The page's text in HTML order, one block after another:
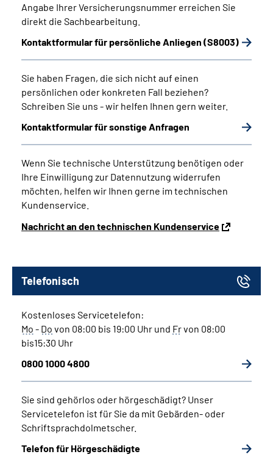
Angabe Ihrer Versicherungsnummer erreichen Sie
direkt die Sachbearbeitung.
Kontaktformular für persönliche Anliegen (S8003)
Sie haben Fragen, die sich nicht auf einen
persönlichen oder konkreten Fall beziehen?
Schreiben Sie uns - wir helfen Ihnen gern weiter.
Kontaktformular für sonstige Anfragen
Wenn Sie technische Unterstützung benötigen oder
Ihre Einwilligung zur Datennutzung widerrufen
möchten, helfen wir Ihnen gerne im technischen
Kundenservice.
Nachricht an den technischen Kundenservice
Telefonisch
Kostenloses Servicetelefon:
Mo - Do von 08:00 bis 19:00 Uhr und Frvon 08:00
bis15:30 Uhr
0800 1000 4800
Sie sind gehörlos oder hörgeschädigt? Unser
Servicetelefon ist für Sie da mit Gebärden- oder
Schriftsprachdolmetscher.
Telefon für Hörgeschädigte